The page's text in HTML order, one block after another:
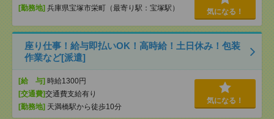
[勤務地] 兵庫県宝塚市栄町（最寄り駅：宝塚駅） 気になる！
座り仕事！給与即払いOK！高時給！土日休み！包装
作業など[派遣]
[給 与] 時給1300円
[交通費]交通費支給有り
[勤務地] 天満橋駅から徒歩10分
気になる！